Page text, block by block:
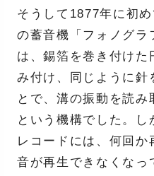
そうして1877年に初
の蓄音機「フォノグラ
は、錫箔を巻き付けた
み付け、同じように針
とで、溝の振動を読み
という機構でした。
レコードには、何回か
音が再生できなくなっ